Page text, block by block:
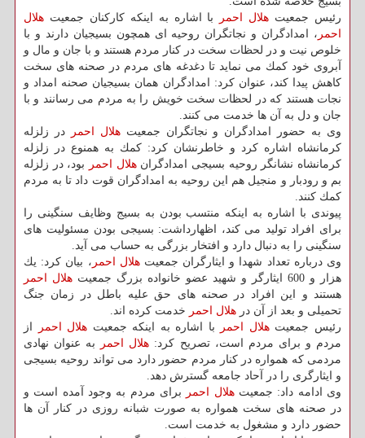
رئیس جمعیت هلال احمر با اشاره به اینكه كاركنان جمعیت هلال
احمر ، امدادگران و نجاتگران روحیه ای همچون بسیجیان دارند و با
خلوص نیت و در لحظات سخت در كنار مردم هستند و با جان و مال و
آبروی خود كمك می نماید تا دغدغه های مردم در صحنه های سخت
كاهش پیدا كند، عنوان كرد: امدادگران همان بسیجیان صحنه امداد و
نجات هستند كه در لحظات سخت خویش را به مردم می رسانند و با
جان و دل به آن ها خدمت می كنند.
وی به حضور امدادگران و نجاتگران جمعیتهلال احمر
در زلزله
كرمانشاه اشاره كرد و خاطرنشان كرد: كمك به همنوع در زلزله
كرمانشاه نشانگر روحیه بسیجی امدادگرانهلال احمر
بود، در زلزله
بم و رودبار و منجیل هم این روحیه به امدادگران قوت داد تا به مردم
كمك كنند.
پیوندی با اشاره به اینكه منتسب بودن به بسیج وظایف سنگینی را
برای افراد تولید می كند، اظهارداشت: بسیجی بودن مسئولیت های
سنگینی را به دنبال دارد و افتخار بزرگی به حساب می آید.
وی درباره تعداد شهدا و ایثارگران جمعیتهلال احمر ، بیان كرد: یك
هزار و 600 ایثارگر و شهید عضو خانواده بزرگ جمعیت
هلال احمر
هستند و این افراد در صحنه های حق علیه باطل در زمان جنگ
تحمیلی و بعد از آن در هلال احمر خدمت كرده اند.
رئیس جمعیتهلال احمر با اشاره به اینكه جمعیت هلال احمر
از
مردم و برای مردم است، تصریح كرد: هلال احمر
به عنوان نهادی
مردمی كه همواره در كنار مردم حضور دارد می تواند روحیه بسیجی
و ایثارگری را در آحاد جامعه گسترش دهد.
وی ادامه داد: جمعیتهلال احمر
برای مردم به وجود آمده است و
در صحنه های سخت همواره به صورت شبانه روزی در كنار آن ها
حضور دارد و مشغول به خدمت است.